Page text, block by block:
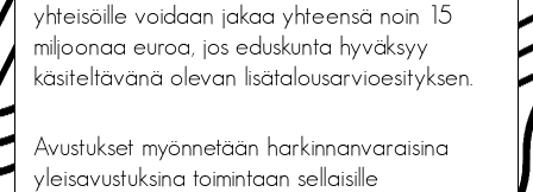
yhteisöille voidaan jakaa yhteensä noin 15
miljoonaa euroa, jos eduskunta hyväksyy
käsiteltävänä olevan lisätalousarvioesityksen.
Avustukset myönnetään harkinnanvaraisina
yleisavustuksina toimintaan sellaisille